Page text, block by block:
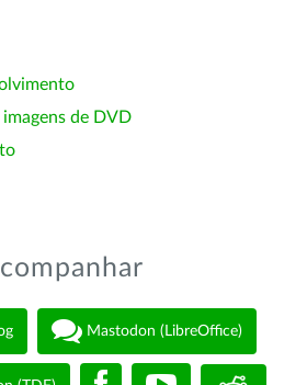
de DVD
Mastodon (LibreOffice)